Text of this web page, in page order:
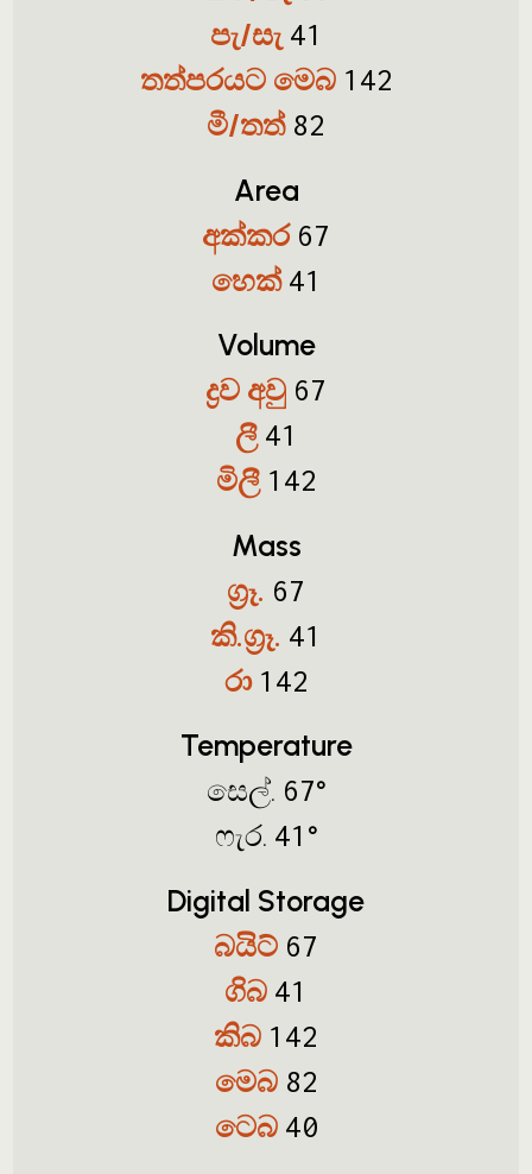
පැ/සැ 41
තත්පරයට මෙබ 142
මී/තත් 82
Area
අක්කර 67
හෙක් 41
Volume
ද්‍රව අවු 67
ලී 41
මිලී 142
Mass
ග්‍රෑ. 67
කි.ග්‍රෑ. 41
රා 142
Temperature
සෙල්. 67°
ෆැර. 41 °
Digital Storage
බයිට් 67
ගිබ 41
කිබ 142
මෙබ 82
ටෙබ 40